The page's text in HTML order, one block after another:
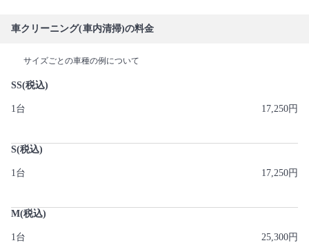
車クリーニング(車内清掃)の料金
サイズごとの車種の例について
SS(税込)
1台 17,250円
S(税込)
1台 17,250円
M(税込)
1台 25,300円